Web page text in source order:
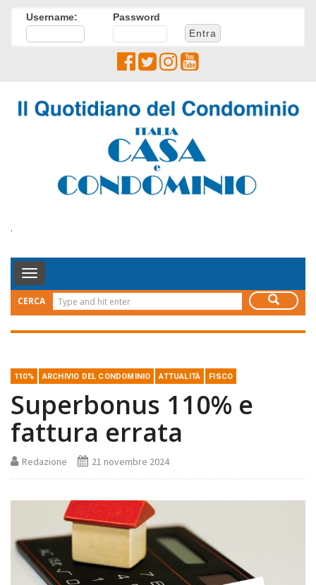
Username: Password
.
Toggle
Navigation
CERCA
110% ARCHIVIO DEL CONDOMINIO ATTUALITÀ FISCO
Superbonus 110% e
fattura errata
Redazione 21 novembre 2024